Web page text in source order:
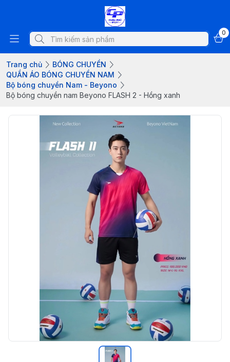
0
Trang chủ
BÓNG CHUYỀN
QUẦN ÁO BÓNG CHUYỀN NAM
Bộ bóng chuyền Nam - Beyono
Bộ bóng chuyền nam Beyono FLASH 2 - Hồng xanh